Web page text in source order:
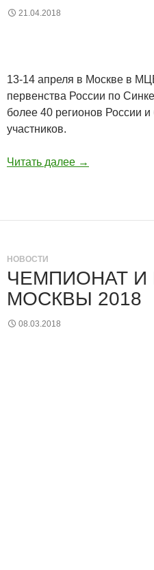
21.04.2018
13-14 апреля в Москве в
первенства России по
более 40 регионов России
участников.
Читать далее →
НОВОСТИ
ЧЕМПИОНАТ И
МОСКВЫ 2018
08.03.2018